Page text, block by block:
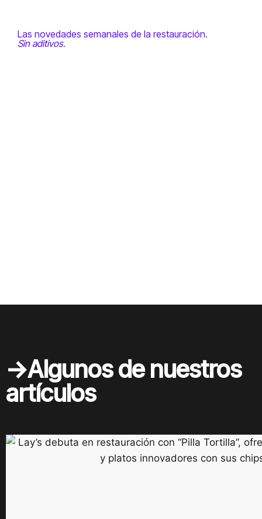
Las novedades semanales de la restauración.
Sin aditivos.
->Algunos de nuestros
artículos